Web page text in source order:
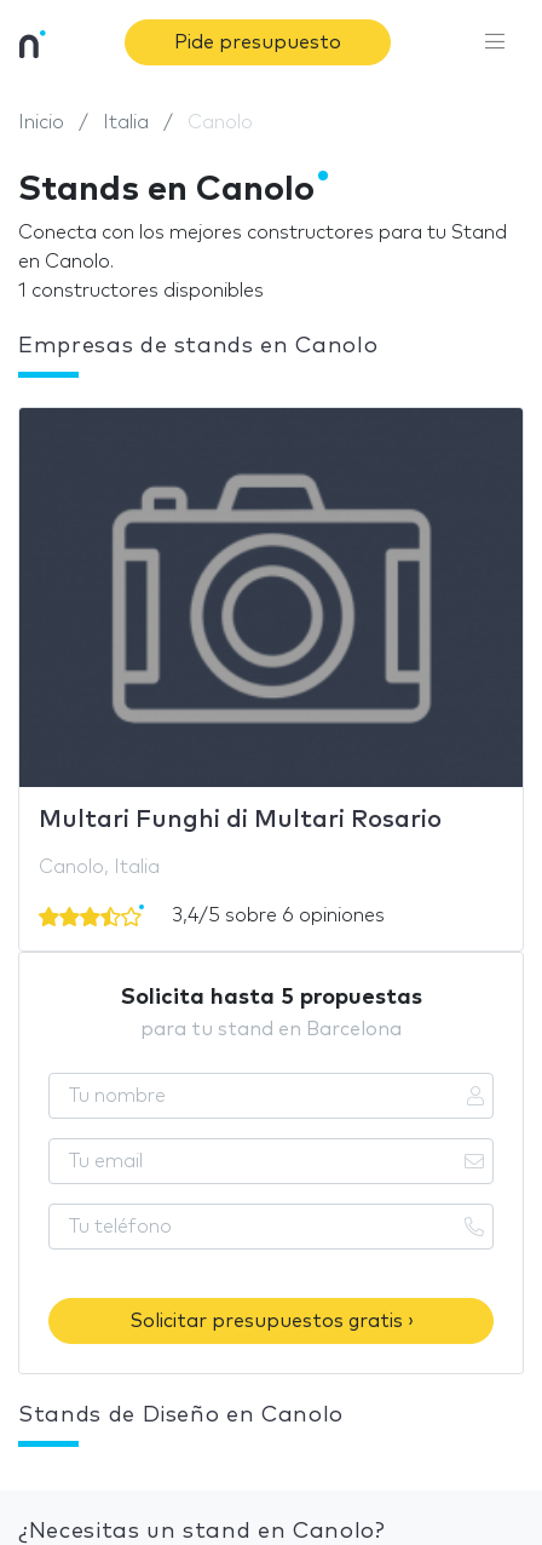
Pide presupuesto
Inicio Italia Canolo
Stands en Canolo
Conecta con los mejores constructores para tu Stand
en Canolo.
1 constructores disponibles
Empresas de stands en Canolo
Multari Funghi di Multari Rosario
Canolo, Italia
3,4/5 sobre 6 opiniones
Solicita hasta 5 propuestas
para tu stand en Barcelona
Solicitar presupuestos gratis ›
Stands de Diseño en Canolo
¿Necesitas un stand en Canolo?